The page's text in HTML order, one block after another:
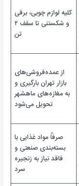
کلیه لوازم چوبی، برقی
و شکستنی تا سقف ۲
تن
از عمده‌فروشی‌های
بازار تهران بارگیری و
به مغازه‌های ماهشهر
تحویل می‌شود
صرفاً مواد غذایی با
بسته‌بندی صنعتی و
فاقد نیاز به زنجیره
سرد